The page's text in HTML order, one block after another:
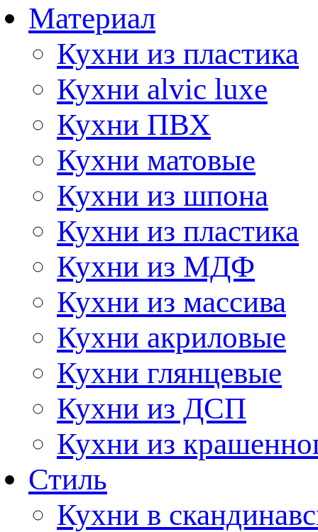
Материал
Кухни из пластика
Кухни alvic luxe
Кухни ПВХ
Кухни матовые
Кухни из шпона
Кухни из пластика
Кухни из МДФ
Кухни из массива
Кухни акриловые
Кухни глянцевые
Кухни из ДСП
Кухни из
Стиль
Кухни в